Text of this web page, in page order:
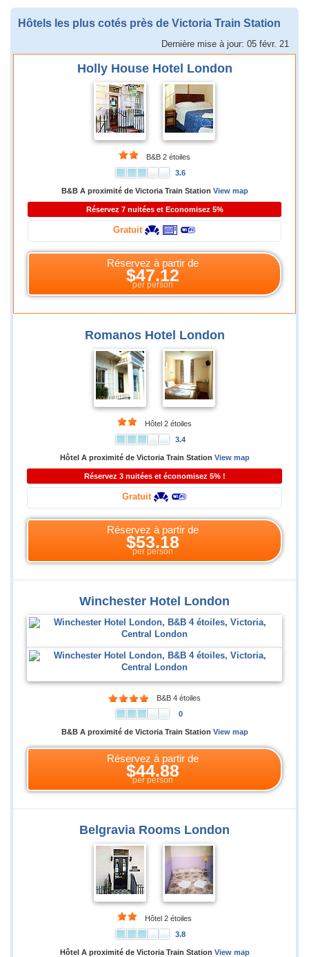
Hôtels les plus cotés près de Victoria Train Station
Dernière mise à jour: 05 févr. 21
Holly House Hotel London
B&B 2 étoiles
3.6
B&B A proximité de Victoria Train Station View map
Réservez 7 nuitées et Economisez 5%
Gratuit
Réservez à partir de
$47.12
per person
Romanos Hotel London
Hôtel 2 étoiles
3.4
Hôtel A proximité de Victoria Train Station View map
Réservez 3 nuitées et économisez 5% !
Gratuit
Réservez à partir de
$53.18
per person
Winchester Hotel London
B&B 4 étoiles
0
B&B A proximité de Victoria Train Station View map
Réservez à partir de
$44.88
per person
Belgravia Rooms London
Hôtel 2 étoiles
3.8
Hôtel A proximité de Victoria Train Station View map